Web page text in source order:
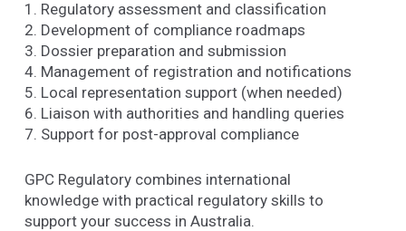
1. Regulatory assessment and classification
2. Development of compliance roadmaps
3. Dossier preparation and submission
4. Management of registration and notifications
5. Local representation support (when needed)
6. Liaison with authorities and handling queries
7. Support for post-approval compliance
GPC Regulatory combines international
knowledge with practical regulatory skills to
support your success in Australia.